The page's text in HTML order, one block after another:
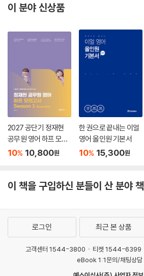
이 분야 신상품
2027 공단기 정재현
공무원 영어 하프 모의
고사 Season 1: Esse
10% 10,800원
한 권으로 끝내는 이얼
영어 올인원 기본서
10% 15,300원
이 책을 구입하신 분들이 산 분야 책
로그인 최근 본 상품
고객센터 1544-3800 티켓 1544-6399
eBook 1:1문의/채팅상담